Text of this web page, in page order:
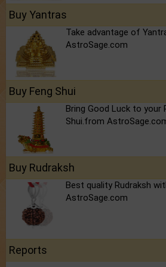
Buy Yantras
Take advantage of
AstroSage.com
Buy Feng Shui
Bring Good Luck to your
Shui.from
Buy Rudraksh
Best quality Rudraksh
AstroSage.com
Reports